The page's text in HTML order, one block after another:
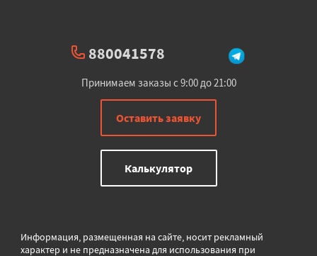
880041578
Принимаем заказы с 9:00 до 21:00
Оставить заявку
Калькулятор
Информация, размещенная на сайте, носит рекламный
характер и не предназначена для использования при